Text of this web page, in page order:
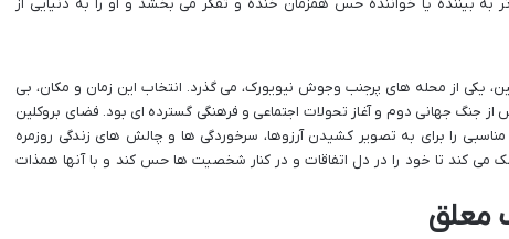
بیننده یا خواننده حس همزمان خنده و تفکر می بخشد و او را به دنیایی از
1945 میلادی و در بروکلین، یکی از محله های پرجنب وجوش نیویورک، می گذرد. انتخاب این زمان و مکان، بی
جنگ جهانی دوم و آغاز تحولات اجتماعی و فرهنگی گسترده ای بود. فضای بروکلین
را برای به تصویر کشیدن آرزوها، سرخوردگی ها و چالش های زندگی روزمره
می کند تا خود را در دل اتفاقات و در کنار شخصیت ها حس کند و با آنها همذات
معلق